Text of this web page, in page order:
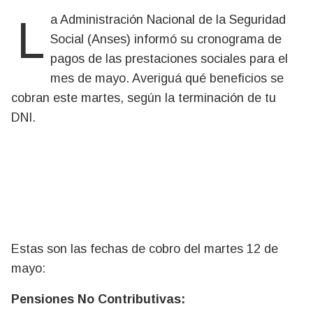
La Administración Nacional de la Seguridad Social (Anses) informó su cronograma de
pagos de las prestaciones sociales para el
mes de mayo. Averiguá qué beneficios se
cobran este martes, según la terminación de tu
DNI.
Estas son las fechas de cobro del martes 12 de
mayo:
Pensiones No Contributivas: